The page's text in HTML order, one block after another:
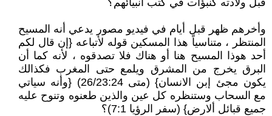
قبل ولادته كنبؤات في كتب أنبيائهم؟
وأخرهم ظهر قبل أيام في فيديو مصور يدعي أنه المسيح
المنتظر ، متناسياً هذا المسكين قوله لأتباعه {إن قال لكم
أحد هوذا المسيح هنا أو هناك فلا تصدقوه ، لأنه كما أن
البرق يخرج من المشرق ويلمع حتى المغرب فكذالك
يكون مجئ إبن الانسان} (متى 26/23:24) {وأنه سياتي
مع السحاب وستنظره كل عين والذين طعنوه وتنوح عليه
جميع قبائل ألارض} (سفر الرؤيا 7:1)؟